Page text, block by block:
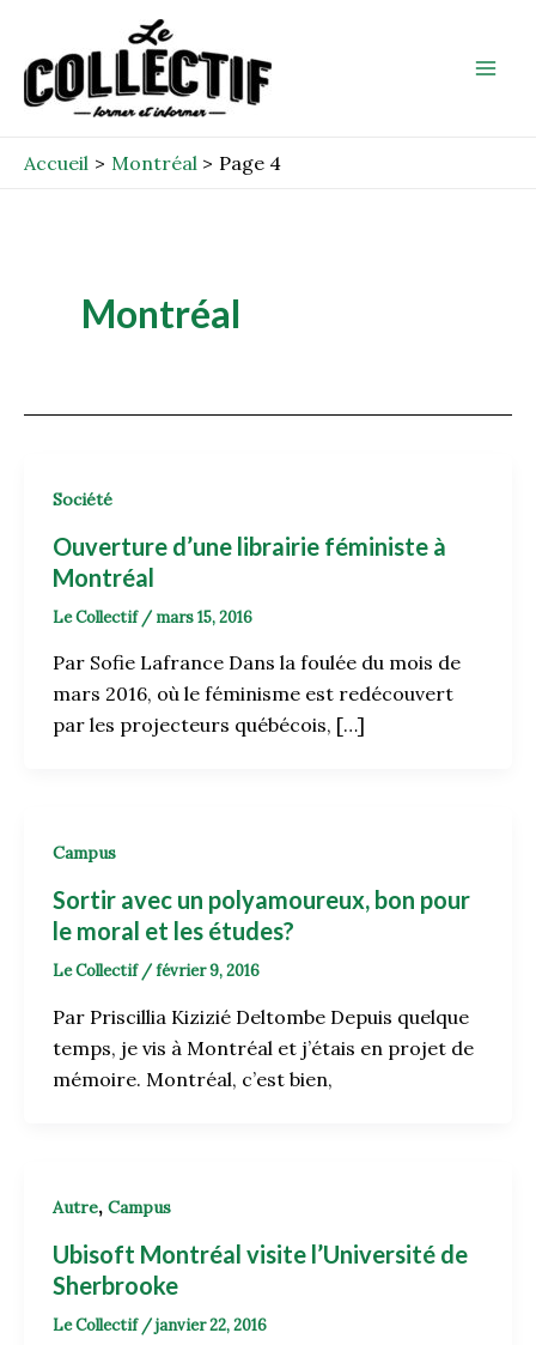
contenu
Accueil Montréal Page 4
Montréal
Société
Ouverture d’une librairie féministe à
Montréal
Le Collectif / mars 15, 2016
Par Sofie Lafrance Dans la foulée du mois de
mars 2016, où le féminisme est redécouvert
par les projecteurs québécois, […]
Campus
Sortir avec un polyamoureux, bon pour
le moral et les études?
Le Collectif /février 9, 2016
Par Priscillia Kizizié Deltombe Depuis quelque
temps, je vis à Montréal et j’étais en projet de
mémoire. Montréal, c’est bien,
Autre, Campus
Ubisoft Montréal visite l’Université de
Sherbrooke
Le Collectif /janvier 22, 2016
pagination